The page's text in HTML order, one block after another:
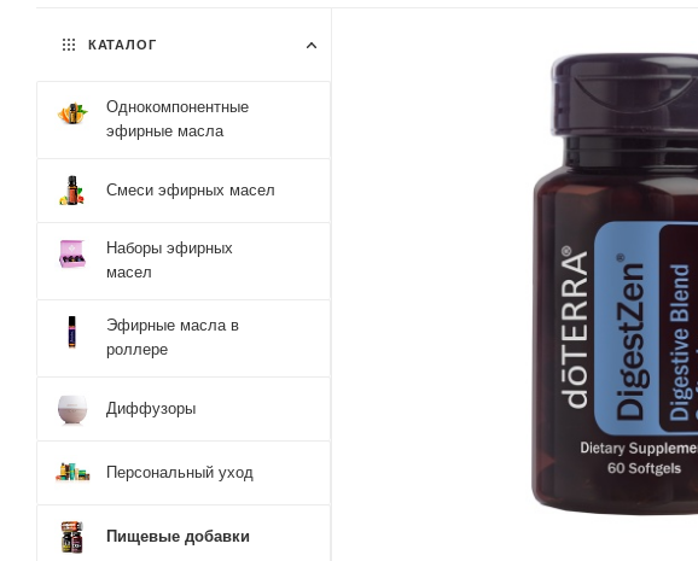
КАТАЛОГ
Однокомпонентные
эфирные масла
Смеси эфирных масел
Наборы эфирных
масел
Эфирные масла в
роллере
Диффузоры
Персональный уход
Пищевые добавки